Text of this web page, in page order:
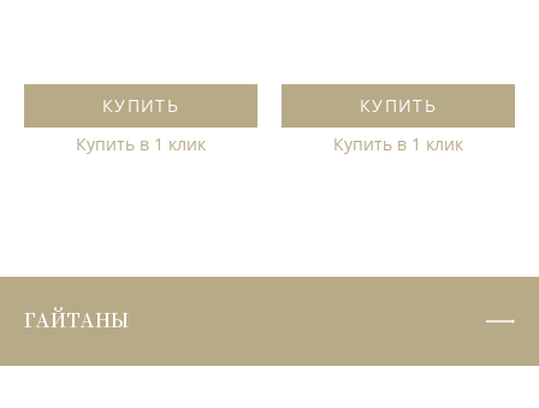
КУПИТЬ
Купить в 1 клик
КУПИТЬ
Купить в 1 клик
ГАЙТАНЫ